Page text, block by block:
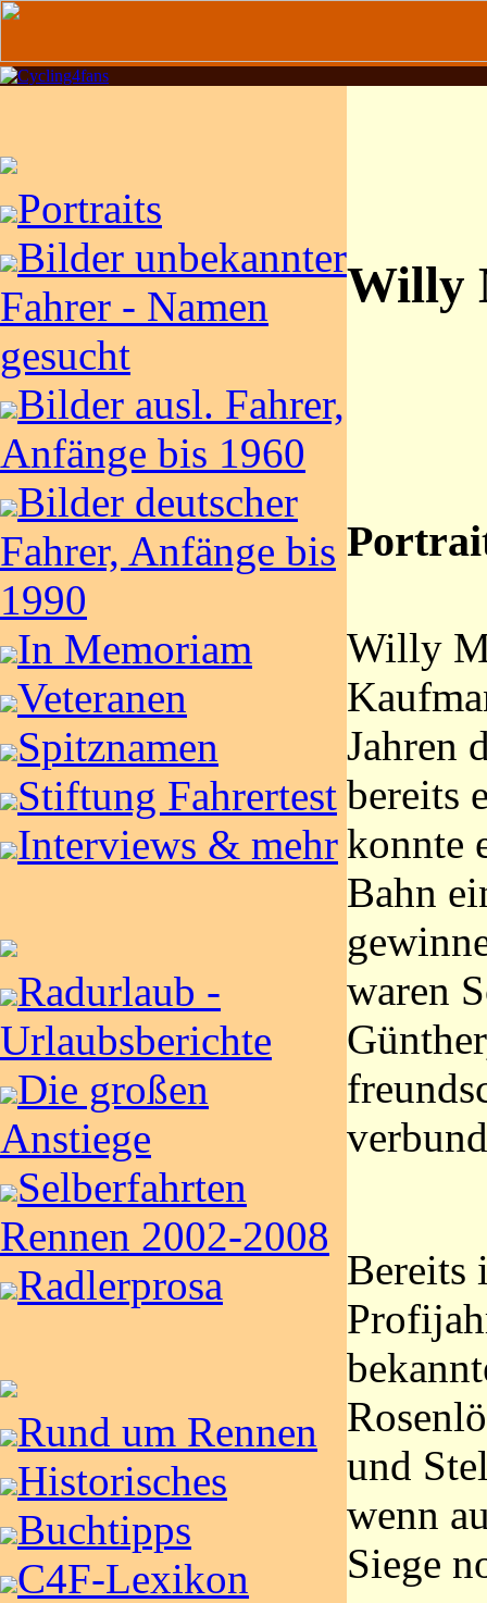
Portraits
Bilder unbekannter
Fahrer - Namen
gesucht
Bilder ausl. Fahrer,
Anfänge bis 1960
Bilder deutscher
Fahrer, Anfänge bis
1990
In Memoriam
Veteranen
Spitznamen
Stiftung Fahrertest
Interviews & mehr
Radurlaub -
Urlaubsberichte
Die großen
Anstiege
Selberfahrten
Rennen 2002-2008
Radlerprosa
Rund um Rennen
Historisches
Buchtipps
C4F-Lexikon
Willy
Willy
Jahren
bereits
konnte
Bahn
waren
Bereits
und
wenn
Siege